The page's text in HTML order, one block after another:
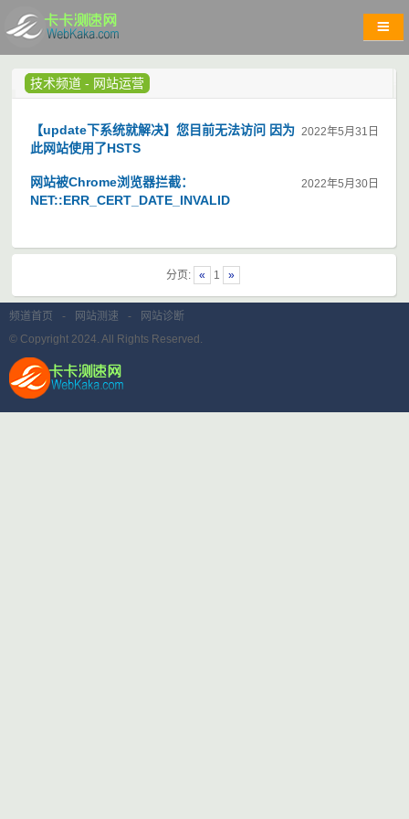
技术频道 - 网站运营
2022年5月31日
【update下系统就解决】您目前无法访问 因为
此网站使用了HSTS
2022年5月30日
网站被Chrome浏览器拦截：
NET::ERR_CERT_DATE_INVALID
分页: « 1 »
频道首页 - 网站测速 -
网站诊断
© Copyright 2024. All Rights Reserved.